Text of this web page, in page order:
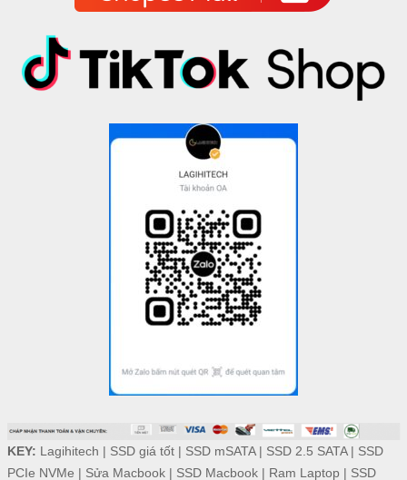
KEY: Lagihitech | SSD giá tốt| SSD mSATA| SSD 2.5 SATA| SSD
PCIe NVMe | Sửa Macbook| SSD Macbook| Ram Laptop| SSD